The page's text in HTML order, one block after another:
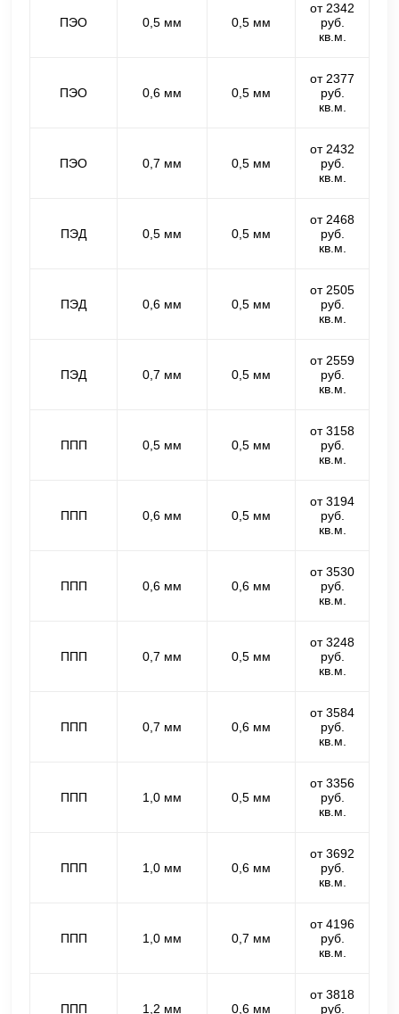
ПЭО 0,5 мм 0,5 мм
от 2342
руб.
кв.м.
ПЭО 0,6 мм 0,5 мм
от 2377
руб.
кв.м.
ПЭО 0,7 мм 0,5 мм
от 2432
руб.
кв.м.
ПЭД 0,5 мм 0,5 мм
от 2468
руб.
кв.м.
ПЭД 0,6 мм 0,5 мм
от 2505
руб.
кв.м.
ПЭД 0,7 мм 0,5 мм
от 2559
руб.
кв.м.
ППП 0,5 мм 0,5 мм
от 3158
руб.
кв.м.
ППП 0,6 мм 0,5 мм
от 3194
руб.
кв.м.
ППП 0,6 мм 0,6 мм
от 3530
руб.
кв.м.
ППП 0,7 мм 0,5 мм
от 3248
руб.
кв.м.
ППП 0,7 мм 0,6 мм
от 3584
руб.
кв.м.
ППП 1,0 мм 0,5 мм
от 3356
руб.
кв.м.
ППП 1,0 мм 0,6 мм
от 3692
руб.
кв.м.
ППП 1,0 мм 0,7 мм
от 4196
руб.
кв.м.
ППП 1,2 мм 0,6 мм
от 3818
руб.